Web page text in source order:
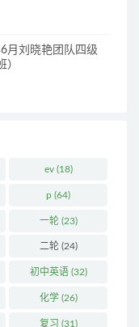
月刘晓艳团队四级
）
ev(18)
p (64)
一轮(23)
二轮(24)
初中英语(32)
化学(26)
复习 (31)